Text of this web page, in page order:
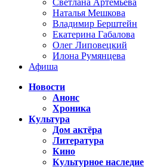
Светлана Артемьева
Наталья Мешкова
Владимир Берштейн
Екатерина Габалова
Олег Липовецкий
Илона Румянцева
Афиша
Новости
Анонс
Хроника
Культура
Дом актёра
Литература
Кино
Культурное наследие